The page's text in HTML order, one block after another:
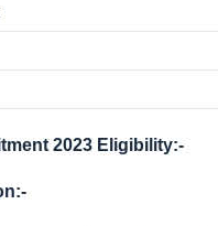
2023 Eligibility:-